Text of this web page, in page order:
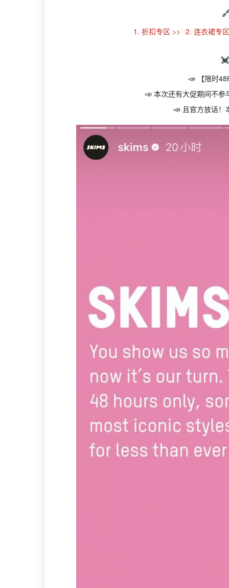
1. 折扣专区 >> 2. 连衣裙专
📣 【限时
📣 本次还有大促期间不
📣 且官方放话！